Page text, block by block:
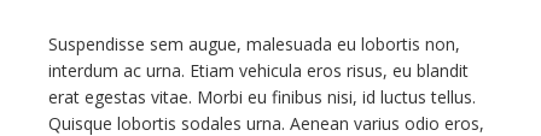
Suspendisse sem augue, malesuada eu lobortis non,
interdum ac urna. Etiam vehicula eros risus, eu blandit
erat egestas vitae. Morbi eu finibus nisi, id luctus tellus.
Quisque lobortis sodales urna. Aenean varius odio eros,